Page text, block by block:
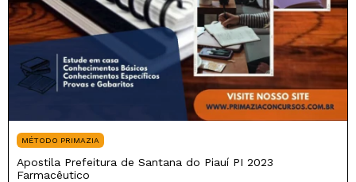
MÉTODO PRIMAZIA
Apostila Prefeitura de Santana do Piauí PI 2023
Farmacêutico